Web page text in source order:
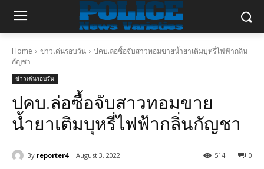
Home ข่าวเด่นรอบวัน
ปคบ.ล่อซื้อจับสาวทอมขายน้ำยาเติมบุหรี่ไฟฟ้ากลิ่น
กัญชา
ข่าวเด่นรอบวัน
ปคบ.ล่อซื้อจับสาวทอมขาย
น้ำยาเติมบุหรี่ไฟฟ้ากลิ่นกัญชา
By reporter4 August 3, 2022 0
514